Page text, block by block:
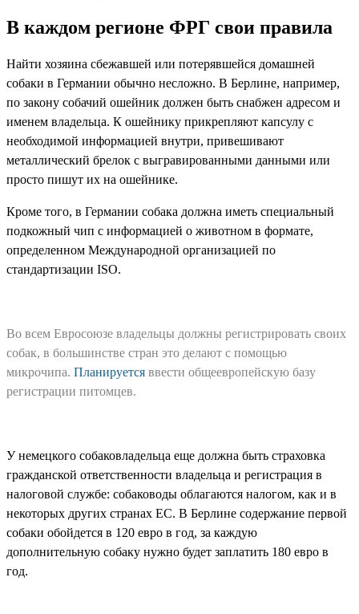
В каждом регионе ФРГ свои правила
Найти хозяина сбежавшей или потерявшейся домашней
собаки в Германии обычно несложно. В Берлине, например,
по закону собачий ошейник должен быть снабжен адресом и
именем владельца. К ошейнику прикрепляют капсулу с
необходимой информацией внутри, привешивают
металлический брелок с выгравированными данными или
просто пишут их на ошейнике.
Кроме того, в Германии собака должна иметь специальный
подкожный чип с информацией о животном в формате,
определенном Международной организацией по
стандартизации ISO.
Во всем Евросоюзе владельцы должны регистрировать своих
собак, в большинстве стран это делают с помощью
микрочипа. Планируется ввести общеевропейскую базу
регистрации питомцев.
У немецкого собаковладельца еще должна быть страховка
гражданской ответственности владельца и регистрация в
налоговой службе: собаководы облагаются налогом, как и в
некоторых других странах ЕС. В Берлине содержание первой
собаки обойдется в 120 евро в год, за каждую
дополнительную собаку нужно будет заплатить 180 евро в
год.